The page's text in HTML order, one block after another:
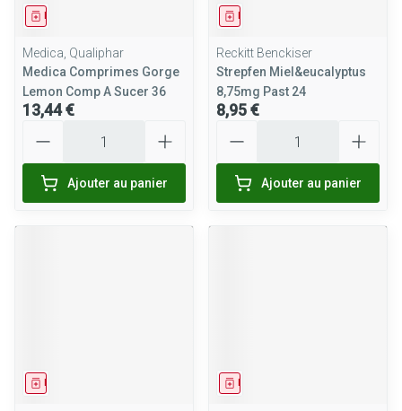
Medica, Qualiphar
Medica Comprimes Gorge
Lemon Comp A Sucer 36
13,44 €
Ajouter au panier
Reckitt Benckiser
Strepfen Miel&eucalyptus
8,75mg Past 24
8,95 €
Ajouter au panier